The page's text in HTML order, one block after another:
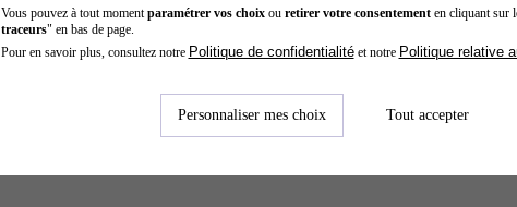
Vous pouvez à tout moment paramétrer vos choixou retirer votre consentementen cliquant sur
traceurs" en bas de page.
Pour en savoir plus, consultez notre Politique de confidentialitéet notre Politique relative
Personnaliser mes choix Tout accepter